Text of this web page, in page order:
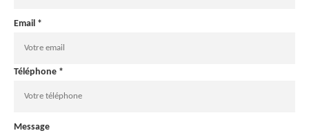
Email *
Téléphone *
Message